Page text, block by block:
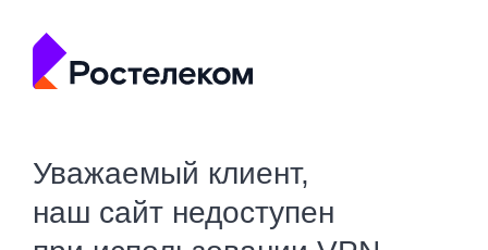
Уважаемый клиент,
наш сайт недоступен